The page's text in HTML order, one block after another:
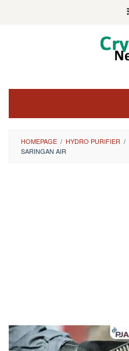
HOMEPAGE / HYDRO PURIFIER /
SARINGAN AIR